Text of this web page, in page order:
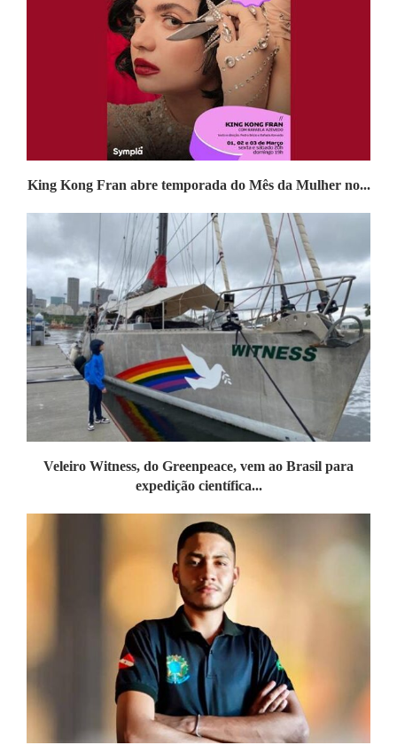
King Kong Fran abre temporada do Mês da Mulher no...
Veleiro Witness, do Greenpeace, vem ao Brasil para
expedição científica...